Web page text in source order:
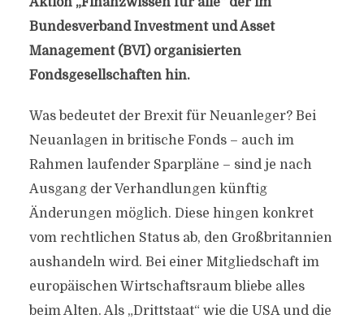
Bundesverband Investment und Asset
Management (BVI) organisierten
Fondsgesellschaften hin.
Was bedeutet der Brexit für Neuanleger? Bei
Neuanlagen in britische Fonds – auch im
Rahmen laufender Sparpläne – sind je nach
Ausgang der Verhandlungen künftig
Änderungen möglich. Diese hingen konkret
vom rechtlichen Status ab, den Großbritannien
aushandeln wird. Bei einer Mitgliedschaft im
europäischen Wirtschaftsraum bliebe alles
beim Alten. Als „Drittstaat“ wie die USA und die